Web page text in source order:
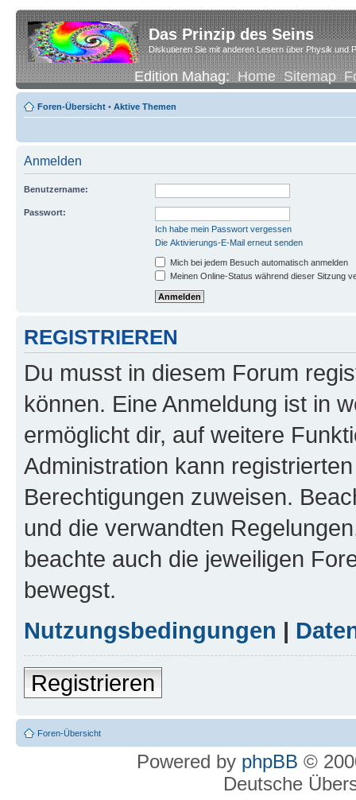
Das Prinzip des Seins
Diskutieren Sie mit anderen Lesern über Physik und
Edition Mahag:Home Sitemap
Foren-Übersicht • Aktive Themen
Anmelden
Benutzername:
Passwort:
Ich habe mein Passwort vergessen
Die Aktivierungs-E-Mail erneut senden
Mich bei jedem Besuch automatisch anmelden
Meinen Online-Status während dieser Sitzung
REGISTRIEREN
Du musst in diesem Forum
können. Eine Anmeldung ist in
ermöglicht dir, auf weitere
Administration kann
Berechtigungen zuweisen.
und die verwandten
beachte auch die jeweiligen
bewegst.
Nutzungsbedingungen |
Registrieren
Foren-Übersicht
Powered by phpBB ©
Deutsche